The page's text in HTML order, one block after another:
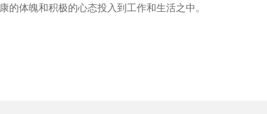
的体魄和积极的心态投入到工作和生活之中。